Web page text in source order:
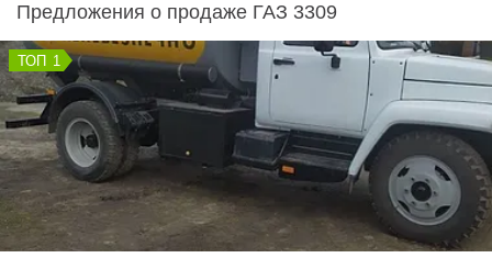
Предложения о продаже ГАЗ 3309
1